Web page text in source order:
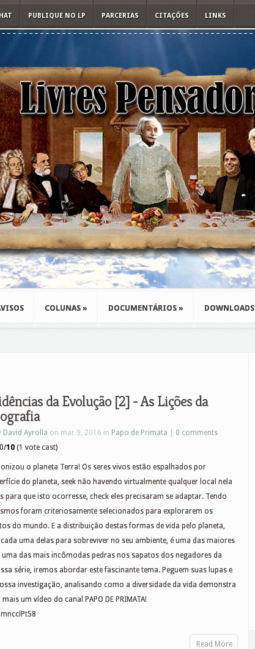
PUBLIQUE NO LP PARCERIAS CITAÇÕES LINKS
COLUNAS » DOCUMENTÁRIOS » DOWNLOADS
da Evolução [2] - As Lições da
David Ayrolla on mar 9, 2016 in Papo de Primata
0 comments
10 (1 vote cast)
o planeta Terra! Os seres vivos estão espalhados por
do planeta, seek não havendo virtualmente qualquer local nela
para que isto ocorresse, check eles precisaram se adaptar. Tendo
foram criteriosamente selecionados para explorarem os
do mundo. E a distribuição destas formas de vida pelo planeta,
uma delas para sobreviver no seu ambiente, é uma das maiores
das mais incômodas pedras nos sapatos dos negadores da
série, iremos abordar este fascinante tema. Peguem suas lupas e
investigação, analisando como a diversidade da vida demonstra
um vídeo do canal PAPO DE PRIMATA!
Read More